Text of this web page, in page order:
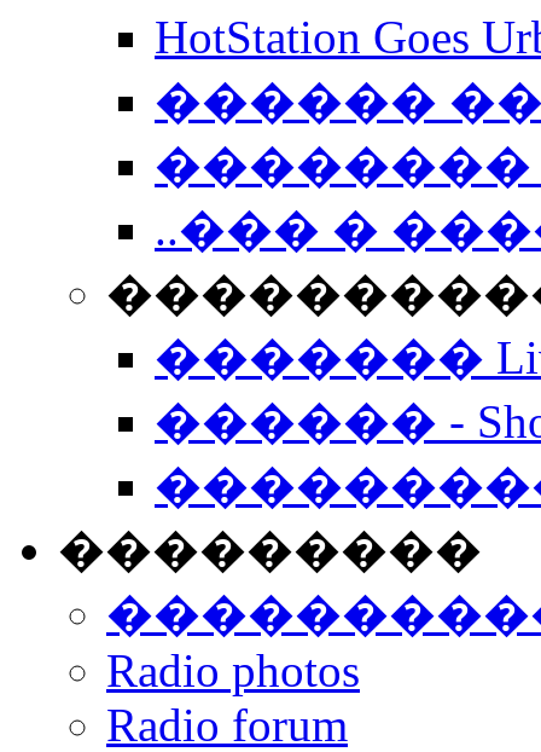
HotStation
������
��������
..��� �
����������
�������
������ -
���������
Radio photos
Radio forum